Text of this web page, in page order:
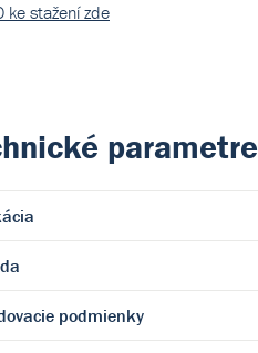
ke stažení zde
parametre
podmienky